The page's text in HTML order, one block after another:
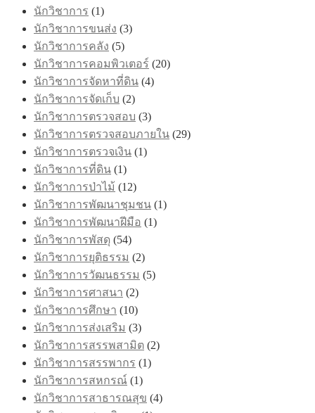
นักวิชาการ (1)
นักวิชาการขนส่ง (3)
นักวิชาการคลัง (5)
นักวิชาการคอมพิวเตอร์ (20)
นักวิชาการจัดหาที่ดิน (4)
นักวิชาการจัดเก็บ (2)
นักวิชาการตรวจสอบ (3)
นักวิชาการตรวจสอบภายใน (29)
นักวิชาการตรวจเงิน (1)
นักวิชาการที่ดิน (1)
นักวิชาการป่าไม้ (12)
นักวิชาการพัฒนาชุมชน (1)
นักวิชาการพัฒนาฝีมือ (1)
นักวิชาการพัสดุ (54)
นักวิชาการยุติธรรม (2)
นักวิชาการวัฒนธรรม (5)
นักวิชาการศาสนา (2)
นักวิชาการศึกษา (10)
นักวิชาการส่งเสริม (3)
นักวิชาการสรรพสามิต (2)
นักวิชาการสรรพากร (1)
นักวิชาการสหกรณ์ (1)
นักวิชาการสาธารณสุข (4)